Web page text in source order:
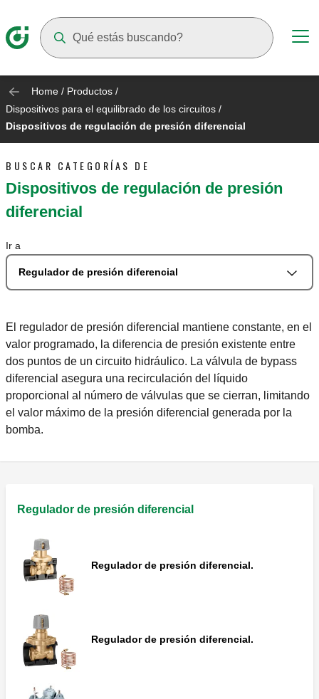
Home / Productos /
Dispositivos para el equilibrado de los circuitos /
Dispositivos de regulación de presión diferencial
BUSCAR CATEGORÍAS DE
Dispositivos de regulación de presión
diferencial
Ir a
Regulador de presión diferencial
El regulador de presión diferencial mantiene constante, en el
valor programado, la diferencia de presión existente entre
dos puntos de un circuito hidráulico. La válvula de bypass
diferencial asegura una recirculación del líquido
proporcional al número de válvulas que se cierran, limitando
el valor máximo de la presión diferencial generada por la
bomba.
Regulador de presión diferencial
Regulador de presión diferencial.
Regulador de presión diferencial.